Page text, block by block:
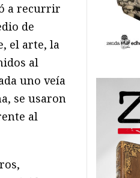
a recurrir
de
el arte, la
al
uno veía
se usaron
al